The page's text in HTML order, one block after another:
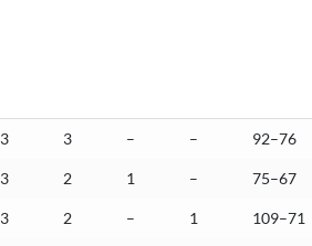
3 3 – – 92–76
3 2 1 – 75–67
3 2 – 1 109–71